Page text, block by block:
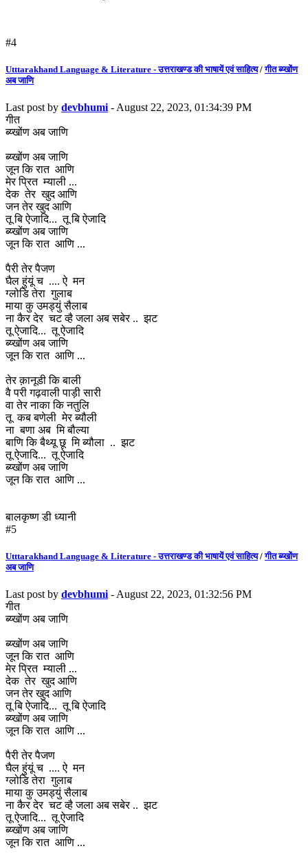
#4
Utttarakhand Language & Literature - उत्तराखण्ड की भाषायें एवं साहित्य/गीत ब्य्खोंण
अब जाणि
Last post by devbhumi - August 22, 2023, 01:34:39 PM
गीत
ब्य्खोंण अब जाणि
ब्य्खोंण अब जाणि
जून कि रात आणि
मेर प्रित म्याली ...
देक तेर खुद आणि
जन तेर खुद आणि
तू बि ऐजादि... तू बि ऐजादि
ब्य्खोंण अब जाणि
जून कि रात आणि ...
पैरी तेर पैजण
घैल हुंयूं च .... ऐ मन
ग्लोडि तेरा गुलाब
माया कु उमड्युं सैलाब
ना कैर देर चट व्है जला अब सबेर .. झट
तू ऐजादि... तू ऐजादि
ब्य्खोंण अब जाणि
जून कि रात आणि ...
तेर क़ानूडी कि बाली
वै परी गढ़वाली पाड़ी सारी
वा तेर नाका कि नतुलि
तू कब बणेली मेर ब्यौली
ना बणा अब मि बौल्या
बाणि कि बैथ्यू छू मि ब्यौला .. झट
तू ऐजादि... तू ऐजादि
ब्य्खोंण अब जाणि
जून कि रात आणि ...
बालकृष्ण डी ध्यानी
#5
Utttarakhand Language & Literature - उत्तराखण्ड की भाषायें एवं साहित्य/गीत ब्य्खोंण
अब जाणि
Last post by devbhumi - August 22, 2023, 01:32:56 PM
गीत
ब्य्खोंण अब जाणि
ब्य्खोंण अब जाणि
जून कि रात आणि
मेर प्रित म्याली ...
देक तेर खुद आणि
जन तेर खुद आणि
तू बि ऐजादि... तू बि ऐजादि
ब्य्खोंण अब जाणि
जून कि रात आणि ...
पैरी तेर पैजण
घैल हुंयूं च .... ऐ मन
ग्लोडि तेरा गुलाब
माया कु उमड्युं सैलाब
ना कैर देर चट व्है जला अब सबेर .. झट
तू ऐजादि... तू ऐजादि
ब्य्खोंण अब जाणि
जून कि रात आणि ...